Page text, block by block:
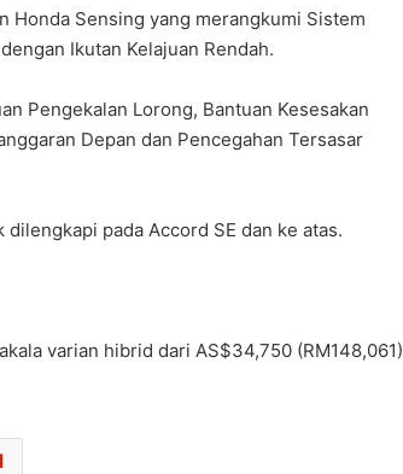
Honda Sensing yang merangkumi Sistem
Ikutan Kelajuan Rendah.
Pengekalan Lorong, Bantuan Kesesakan
Depan dan Pencegahan Tersasar
pada Accord SE dan ke atas.
varian hibrid dari AS$34,750 (RM148,061)
HONDA UBAH STRATEGI, PILIH TATA
SANGGUP BELI MOTOSIKAL, ALAT